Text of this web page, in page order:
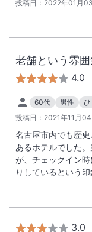
投稿日： 2022年01月
老舗という雰
4.0
60代 男性
ひ
投稿日： 2021年11月04
名古屋市内でも歴
あるホテルでした
が、チェックイン
りしているという印
3.0